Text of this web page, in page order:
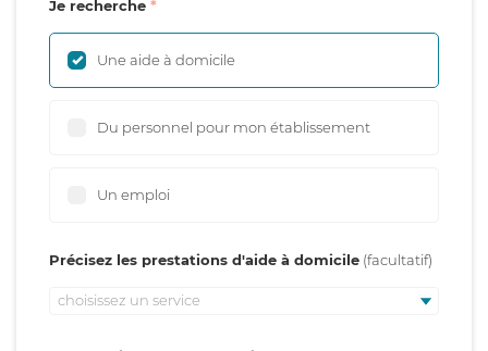
Je recherche
Une aide à domicile
Du personnel pour mon établissement
Un emploi
Précisez les prestations d'aide à domicile
choisissez un service